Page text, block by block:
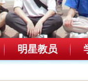
明星教员